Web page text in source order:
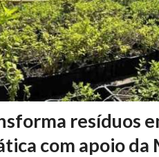
resíduos
com apoio